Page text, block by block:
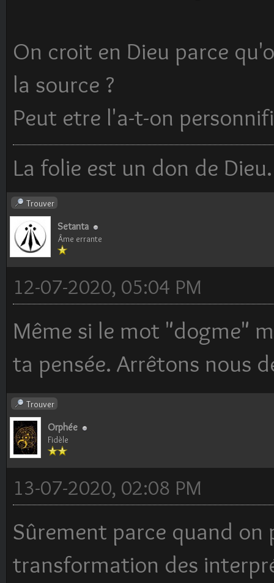
On croit en Dieu parce
la source ?
Peut etre l'a-t-on
La folie est un don de Dieu.
Trouver
Setanta
Âme errante
12-07-2020, 05:04 PM
Même si le mot "dogme"
ta pensée. Arrêtons nous
Trouver
Orphée
Fidèle
13-07-2020, 02:08 PM
Sûrement parce quand on
transformation des